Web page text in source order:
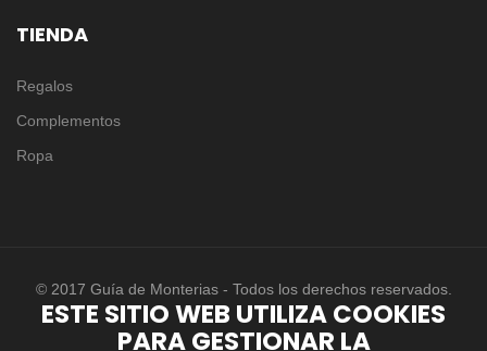
TIENDA
Regalos
Complementos
Ropa
© 2017 Guía de Monterias - Todos los derechos reservados.
ESTE SITIO WEB UTILIZA COOKIES
PARA GESTIONAR LA